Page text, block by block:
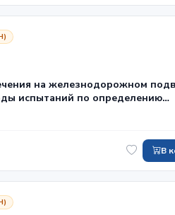
на железнодорожном
испытаний по определению
В